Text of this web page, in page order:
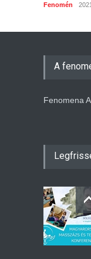
Fenomén
A
Fenomena